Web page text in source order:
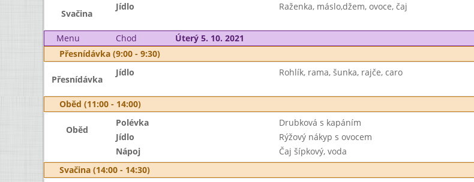
Svačina
Jídlo Raženka, máslo,džem, ovoce, čaj
Menu Chod Úterý 5. 10. 2021
Přesnídávka (9:00 - 9:30)
Přesnídávka
Jídlo Rohlík, rama, šunka, rajče, caro
Oběd (11:00 - 14:00)
Oběd
Polévka Drubková s kapáním
Jídlo
Rýžový nákyp s ovocem
Nápoj
Čaj šípkový, voda
Svačina (14:00 - 14:30)